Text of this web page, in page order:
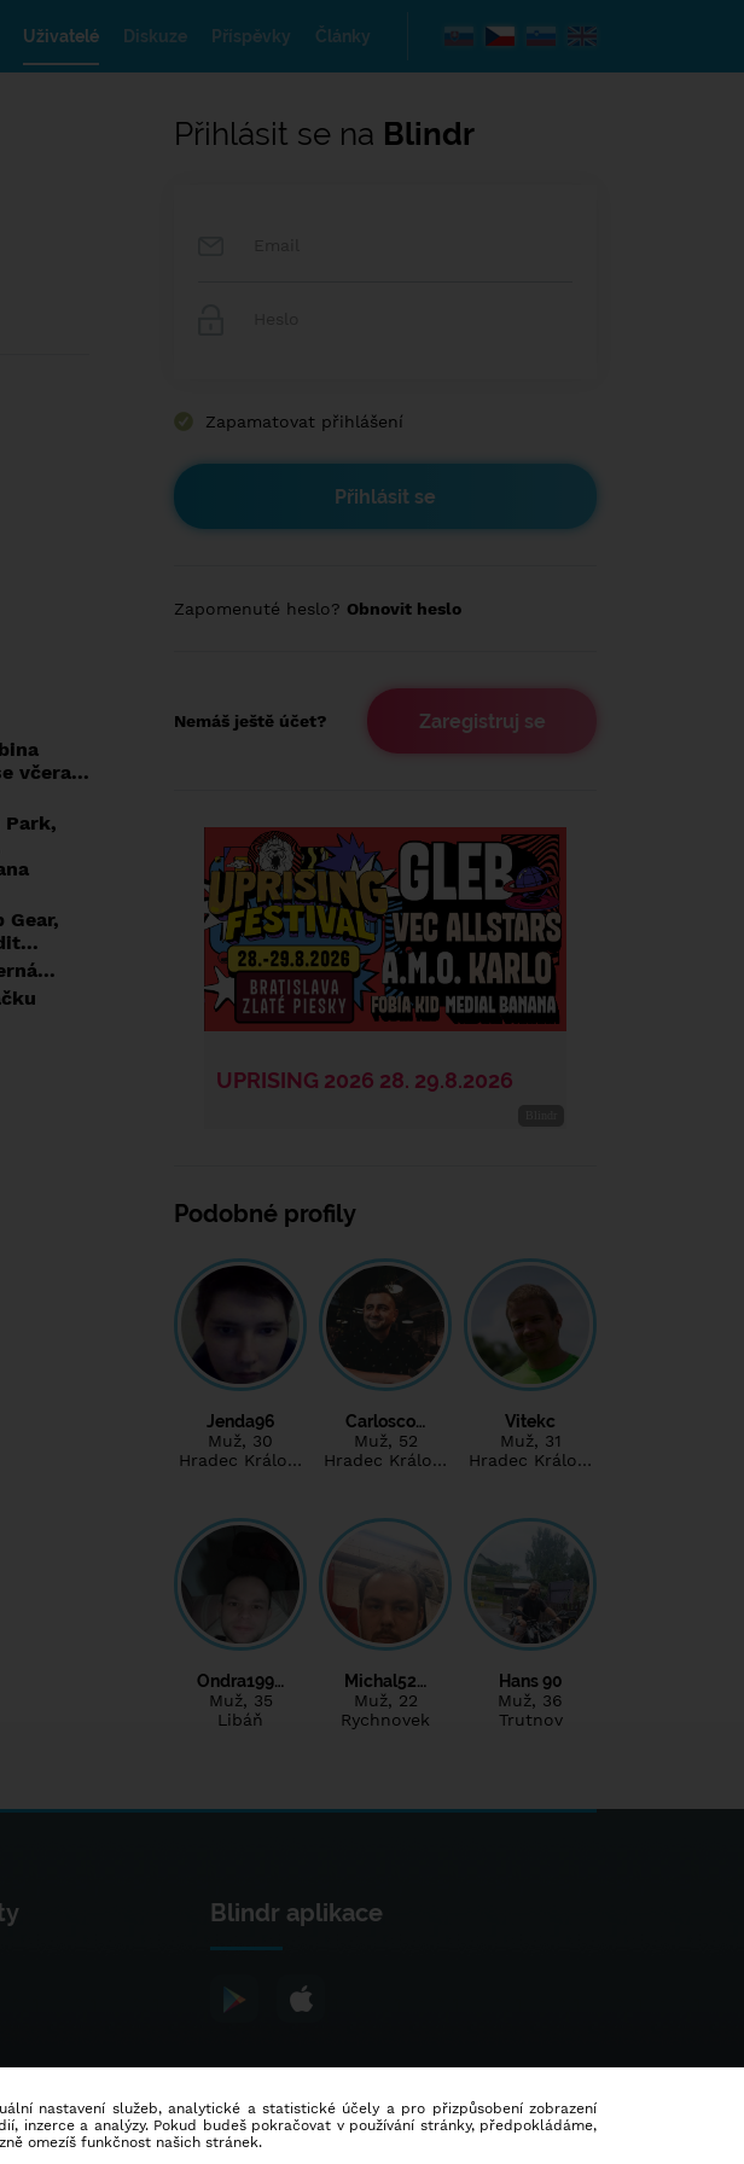
Uživatelé Diskuze Příspěvky Články
včera...
Park,
Gear,
Přihlásit se na Blindr
Zapamatovat přihlášení
Zapomenuté heslo? Obnovit heslo
Nemáš ještě účet? Zaregistruj se
Podobné profily
Jenda96
Muž, 30
Hradec Králo…
Carlosco…
Muž, 52
Hradec Králo…
Vitekc
Muž, 31
Hradec Králo…
Ondra199…
Muž, 35
Libáň
Michal52…
Muž, 22
Rychnovek
Hans 90
Muž, 36
Trutnov
Blindr aplikace
nastavení služeb, analytické a statistické účely a pro přizpůsobení zobrazení
inzerce a analýzy. Pokud budeš pokračovat v používání stránky, předpokládáme,
omezíš funkčnost našich stránek.